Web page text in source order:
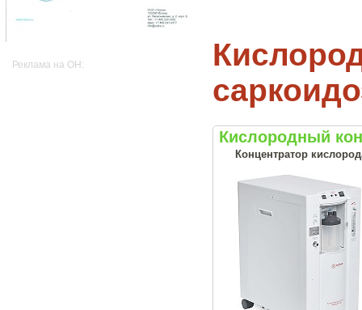
Реклама на OH:
Кислородный
Концентратор